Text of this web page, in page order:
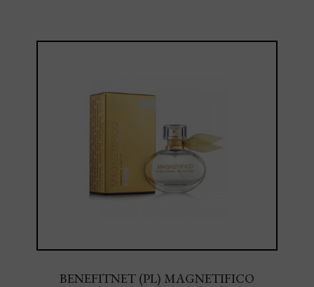
BENEFITNET (PL) MAGNETIFICO